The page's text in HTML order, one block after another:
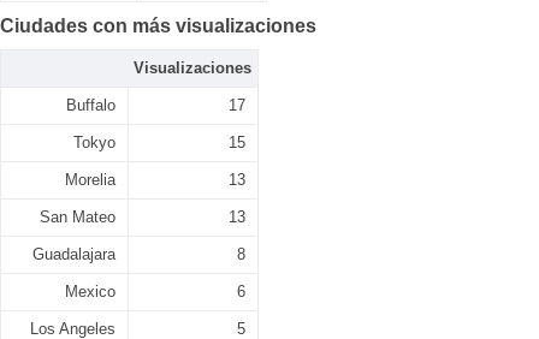
Ciudades con más visualizaciones
Visualizaciones
Buffalo 17
Tokyo 15
Morelia 13
San Mateo 13
Guadalajara 8
Mexico 6
Los Angeles 5